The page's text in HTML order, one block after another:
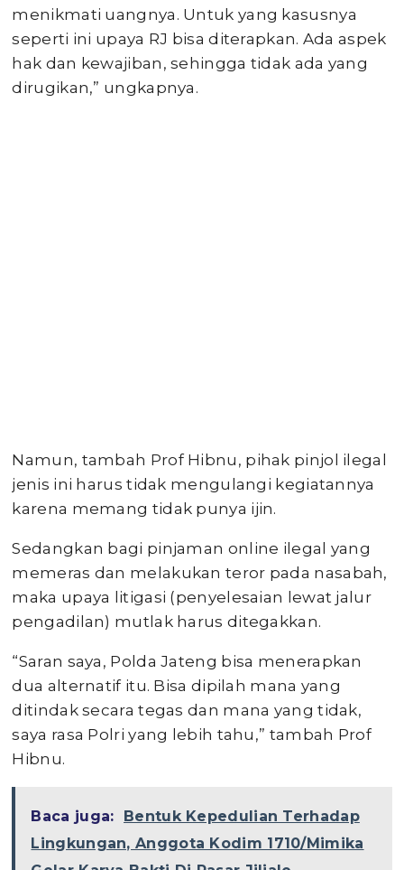
menikmati uangnya. Untuk yang kasusnya
seperti ini upaya RJ bisa diterapkan. Ada aspek
hak dan kewajiban, sehingga tidak ada yang
dirugikan,” ungkapnya.
Namun, tambah Prof Hibnu, pihak pinjol ilegal
jenis ini harus tidak mengulangi kegiatannya
karena memang tidak punya ijin.
Sedangkan bagi pinjaman online ilegal yang
memeras dan melakukan teror pada nasabah,
maka upaya litigasi (penyelesaian lewat jalur
pengadilan) mutlak harus ditegakkan.
“Saran saya, Polda Jateng bisa menerapkan
dua alternatif itu. Bisa dipilah mana yang
ditindak secara tegas dan mana yang tidak,
saya rasa Polri yang lebih tahu,” tambah Prof
Hibnu.
Baca juga:
Bentuk Kepedulian Terhadap
Lingkungan, Anggota Kodim 1710/Mimika